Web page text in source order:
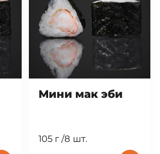
Мини мак эби
105 г /8 шт.